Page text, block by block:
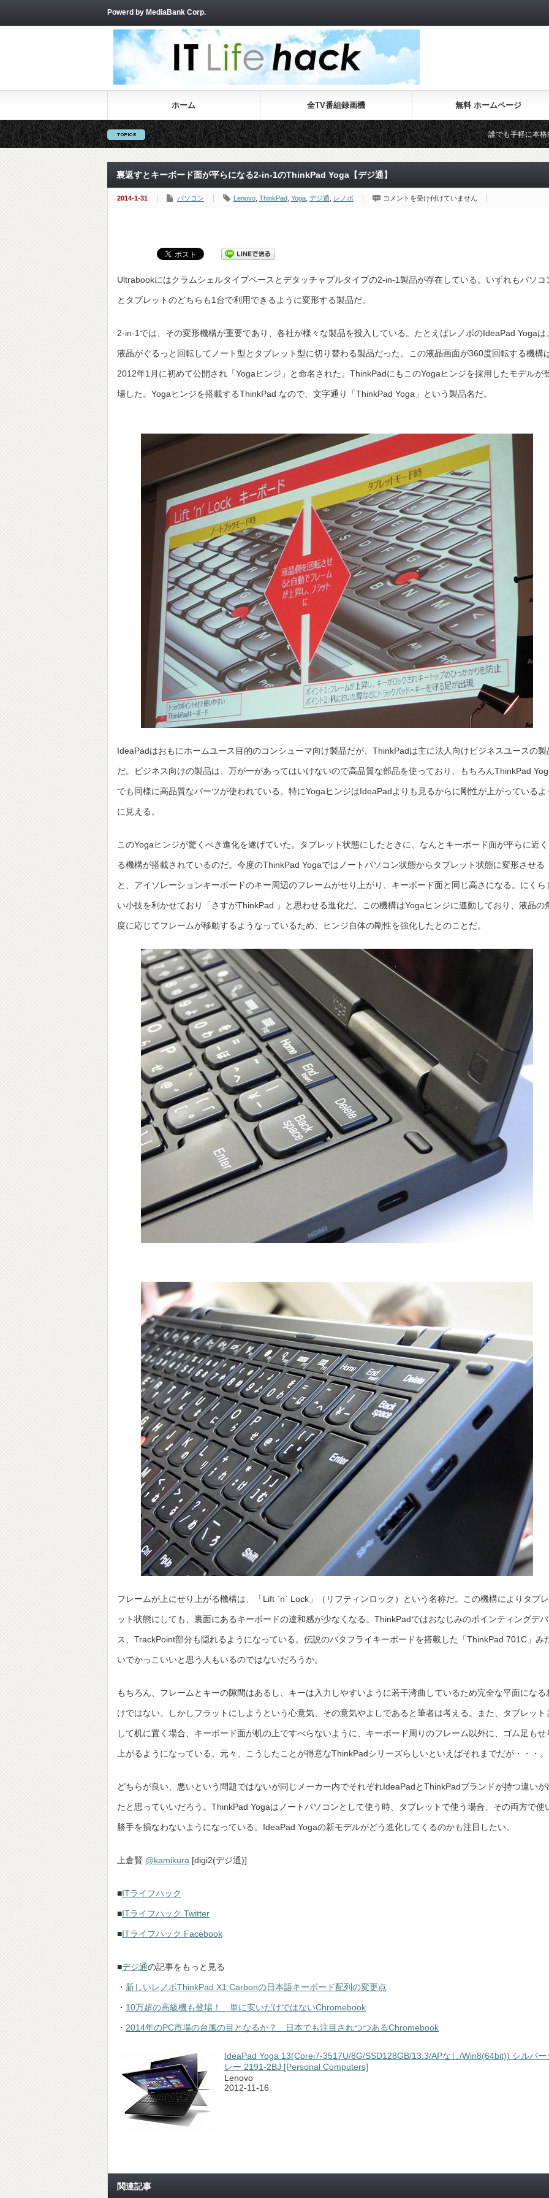
Powerd by MediaBank Corp.
ホーム 全TV番組録画機 無料 ホームページ
誰でも手軽に本格的なWebサイト
裏返すとキーボード面が平らになる2-in-1のThinkPad Yoga【デジ通】
2014-1-31 パソコン Lenovo ThinkPad Yoga デジ通 レノボ
裏
平
1
の
Yoga【デ
ジ
は
コメントを受け付けていません
Ultrabookにはクラムシェルタイプベースとデタッチャブルタイプの2-in-1製品が存在している。いずれもパソコ
とタブレットのどちらも1台で利用できるように変形する製品だ。
2-in-1では、その変形機構が重要であり、各社が様々な製品を投入している。たとえばレノボのIdeaPad Yogaは
液晶がぐるっと回転してノート型とタブレット型に切り替わる製品だった。この液晶画面が360度回転する機構
2012年1月に初めて公開され「Yogaヒンジ」と命名された。ThinkPadにもこのYogaヒンジを採用したモデルが
場した。Yogaヒンジを搭載するThinkPad なので、文字通り「ThinkPad Yoga」という製品名だ。
IdeaPadはおもにホームユース目的のコンシューマ向け製品だが、ThinkPadは主に法人向けビジネスユースの製
だ。ビジネス向けの製品は、万が一があってはいけないので高品質な部品を使っており、もちろんThinkPad
でも同様に高品質なパーツが使われている。特にYogaヒンジはIdeaPadよりも見るからに剛性が上がっているよ
に見える。
このYogaヒンジが驚くべき進化を遂げていた。タブレット状態にしたときに、なんとキーボード面が平らに近
る機構が搭載されているのだ。今度のThinkPad Yogaではノートパソコン状態からタブレット状態に変形させる
と、アイソレーションキーボードのキー周辺のフレームがせり上がり、キーボード面と同じ高さになる。にくら
い小技を利かせており「さすがThinkPad 」と思わせる進化だ。この機構はYogaヒンジに連動しており、液晶の
度に応じてフレームが移動するようなっているため、ヒンジ自体の剛性を強化したとのことだ。
フレームが上にせり上がる機構は、「Lift `n` Lock」（リフティンロック）という名称だ。この機構によりタブレ
ット状態にしても、裏面にあるキーボードの違和感が少なくなる。ThinkPadではおなじみのポインティングデ
ス、TrackPoint部分も隠れるようになっている。伝説のバタフライキーボードを搭載した「ThinkPad 701C」み
いでかっこいいと思う人もいるのではないだろうか。
もちろん、フレームとキーの隙間はあるし、キーは入力しやすいように若干湾曲しているため完全な平面になる
けではない。しかしフラットにしようという心意気、その意気やよしであると筆者は考える。また、タブレット
して机に置く場合、キーボード面が机の上ですべらないように、キーボード周りのフレーム以外に、ゴム足もせ
上がるようになっている。元々、こうしたことが得意なThinkPadシリーズらしいといえばそれまでだが・・・。
どちらが良い、悪いという問題ではないが同じメーカー内でそれぞれIdeaPadとThinkPadブランドが持つ違いが
たと思っていいだろう。ThinkPad Yogaはノートパソコンとして使う時、タブレットで使う場合、その両方で使
勝手を損なわないようになっている。IdeaPad Yogaの新モデルがどう進化してくるのかも注目したい。
上倉賢 @kamikura [digi2(デジ通)]
■ITライフハック
■ITライフハック Twitter
■ITライフハック Facebook
■デジ通の記事をもっと見る
・ 新しいレノボThinkPad X1 Carbonの日本語キーボード配列の変更点
・ 10万超の高級機も登場！ 単に安いだけではないChromebook
・ 2014年のPC市場の台風の目となるか？ 日本でも注目されつつあるChromebook
IdeaPad Yoga 13(Corei7-3517U/8G/SSD128GB/13.3/APなし/Win8(64bit)) シルバー
レー 2191-2BJ [Personal Computers]
Lenovo
2012-11-16
関連記事